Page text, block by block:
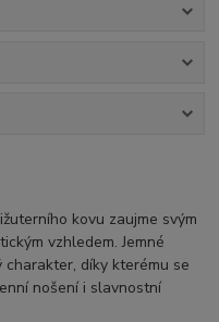
kovu zaujme svým
vzhledem. Jemné
charakter, díky kterému se
nošení i slavnostní